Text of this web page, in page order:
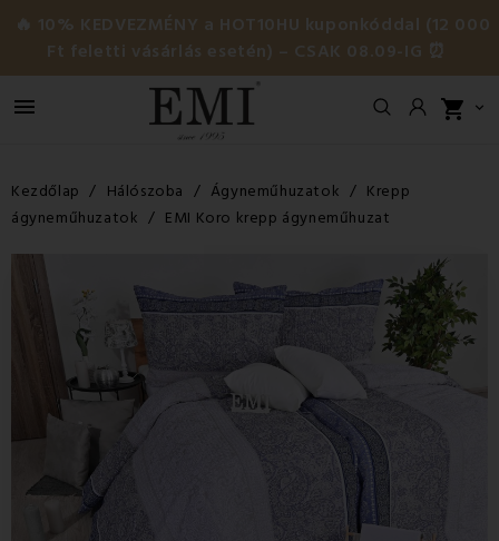
🔥 10% KEDVEZMÉNY a HOT10HU kuponkóddal (12 000
Ft feletti vásárlás esetén) – CSAK 08.09-IG ⏰
 shopping_cart 
Kezdőlap Hálószoba Ágyneműhuzatok
Krepp
ágyneműhuzatok
EMI Koro krepp ágyneműhuzat